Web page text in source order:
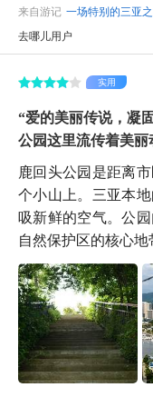
来自游记 一场特别的三亚
去哪儿用户
实用
“爱的美丽传说，凝
公园这里流传着美丽
鹿回头公园是距离
个小山上。三亚本
吸新鲜的空气。公
自然保护区的核心地